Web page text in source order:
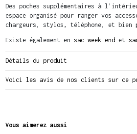
Des poches supplémentaires à
espace organisé pour ranger vos
chargeurs, stylos, téléphone, et bien
Existe également en sac week endet
Détails du produit
Voici les avis de nos clients sur ce
Vous aimerez aussi